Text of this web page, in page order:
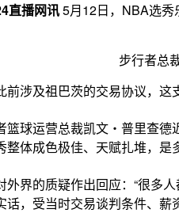
直播网讯5月12日，NBA选秀
前涉及祖巴茨的交易协议，这
篮球运营总裁凯文・普里查
整体成色极佳、天赋扎堆，是
外界的质疑作出回应：“很多
话，受当时交易谈判条件、薪